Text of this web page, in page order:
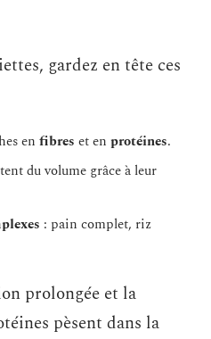
gardez en tête ces
en fibres et en protéines.
du volume grâce à leur
: pain complet, riz
prolongée et la
pèsent dans la